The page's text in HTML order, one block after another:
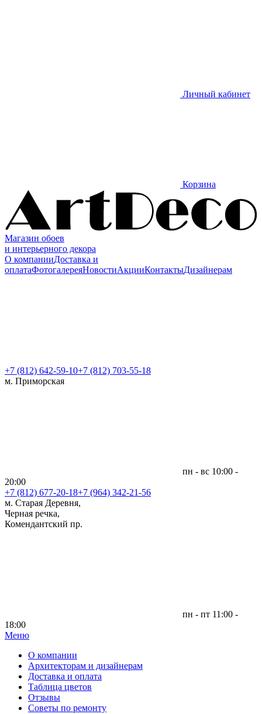
Личный кабинет
Корзина
Магазин обоев
и интерьерного декора
О компанииДоставка и
оплатаФотогалереяНовостиАкцииКонтактыДизайнерам
+7 (812) 642-59-10+7 (812) 703-55-18
м. Приморская
пн - вс 10:00 -
20:00
+7 (812) 677-20-18+7 (964) 342-21-56
м. Старая Деревня,
Черная речка,
Комендантский пр.
пн - пт 11:00 -
18:00
Меню|
О компании
Архитекторам и дизайнерам
Доставка и оплата
Таблица цветов
Отзывы
Советы по ремонту